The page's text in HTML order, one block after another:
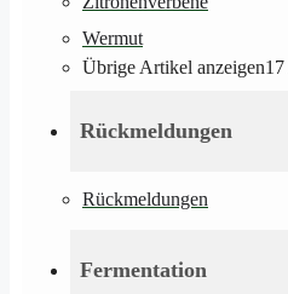
Wermut
Übrige Artikel anzeigen17
Rückmeldungen
Rückmeldungen
Fermentation